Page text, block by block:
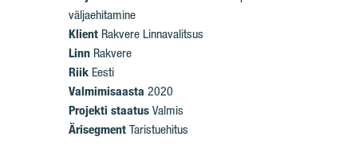
väljaehitamine
Klient Rakvere Linnavalitsus
Linn Rakvere
Riik Eesti
Valmimisaasta 2020
Projekti staatus Valmis
Ärisegment Taristuehitus